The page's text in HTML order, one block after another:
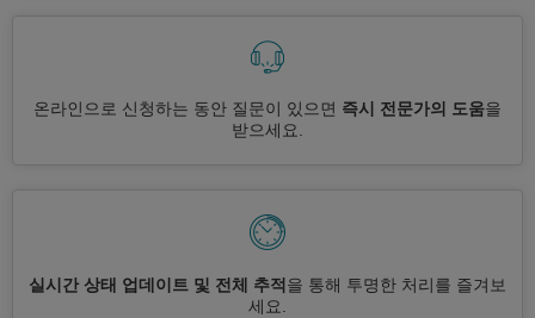
온라인으로 신청하는 동안 질문이 있으면 즉시 전문가의 도움을
받으세요.
실시간 상태 업데이트 및 전체 추적 을 통해 투명한 처리를 즐겨보
세요.